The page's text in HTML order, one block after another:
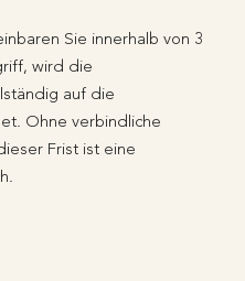
Sie innerhalb von 3
wird die
auf die
Ohne verbindliche
Frist ist eine